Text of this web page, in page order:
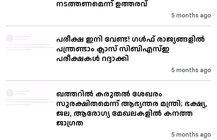
നടത്തണമെന്ന് ഉത്തരവ്
5 months ago
പരീക്ഷ ഇനി വേണ്ട! ഗൾഫ് രാജ്യങ്ങളിൽ
പന്ത്രണ്ടാം ക്ലാസ് സിബിഎസ്ഇ
പരീക്ഷകൾ റദ്ദാക്കി
5 months ago
ഖത്തറിൽ കരുതൽ ശേഖരം
സുരക്ഷിതമെന്ന് ആഭ്യന്തര മന്ത്രി; ഭക്ഷ്യ,
ജല, ആരോഗ്യ മേഖലകളിൽ കനത്ത
ജാഗ്രത
5 months ago